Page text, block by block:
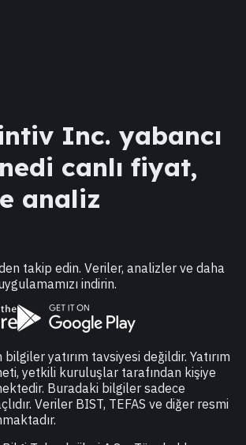
Inc. yabancı
canlı fiyat,
analiz
takip edin. Veriler, analizler ve daha
indirin.
yatırım tavsiyesi değildir. Yatırım
yetkili kuruluşlar tarafından kişiye
Buradaki bilgiler sadece
Veriler BIST, TEFAS ve diğer resmi